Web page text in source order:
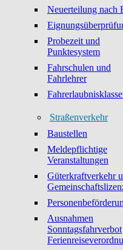
Neuerteilung nach
Probezeit und
Punktesystem
Fahrschulen und
Fahrlehrer
Straßenverkehr
Baustellen
Meldepflichtige
Veranstaltungen
Güterkraftverkehr
Ausnahmen
Sonntagsfahrverbot